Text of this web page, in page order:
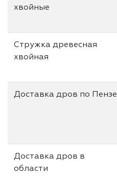
хвойные
Стружка древесная
хвойная
Доставка дров по Пензе
Доставка дров в
области